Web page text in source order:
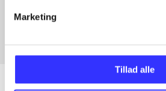
Marketing
Tillad alle